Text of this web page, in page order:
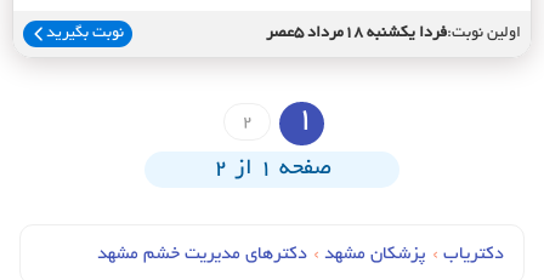
اولین نوبت:فردا یکشنبه 18مرداد 5عصر نوبت بگیرید
1
2
صفحه 1 از 2
دکتریاب › پزشکان مشهد › دکترهای مدیریت خشم مشهد